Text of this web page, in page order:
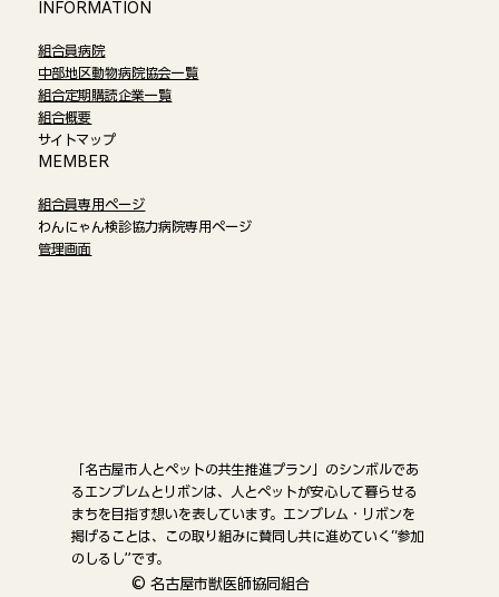
​INFORMATION
組合員病院
中部地区動物病院協会一覧
組合定期購読企業一覧
組合概要
サイトマップ
​MEMBER
組合員専用ページ
わんにゃん検診協力病院専用ページ
管理画面
「名古屋市人とペットの共生推進プラン」のシンボルであ
るエンブレムとリボンは、人とペットが安心して暮らせる
まちを目指す想いを表しています。エンブレム・リボンを
掲げることは、この取り組みに賛同し共に進めていく“参加
のしるし”です。
©名古屋市獣医師協同組合